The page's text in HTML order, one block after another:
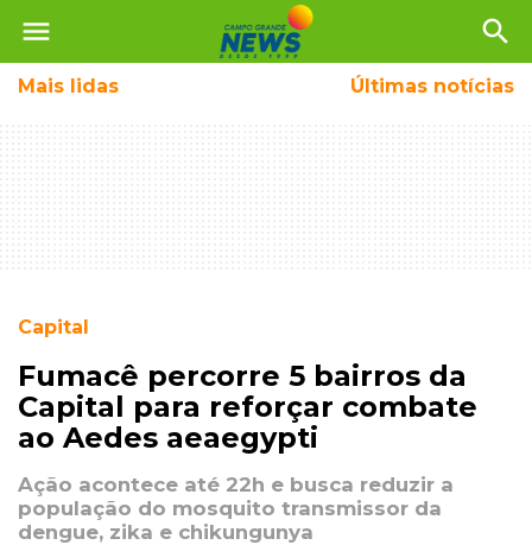
menu search
Mais lidas Últimas notícias
Capital
Fumacê percorre 5 bairros da
Capital para reforçar combate
ao Aedes aeaegypti
Ação acontece até 22h e busca reduzir a
população do mosquito transmissor da
dengue, zika e chikungunya